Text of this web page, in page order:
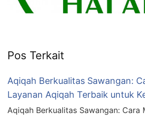
Pos Terkait
Aqiqah Berkualitas Sawangan:
Layanan Aqiqah Terbaik untuk
Aqiqah Berkualitas Sawangan: Cara